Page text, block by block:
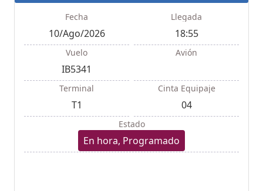
Fecha
10/Ago/2026
Llegada
18:55
Vuelo
IB5341
Avión
Terminal
T1
Cinta Equipaje
04
Estado
En hora, Programado